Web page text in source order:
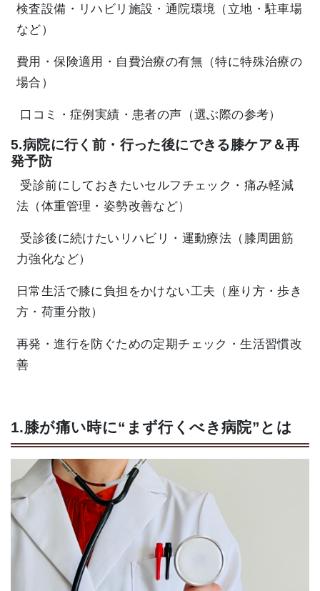
検査設備・リハビリ施設・通院環境（立地・駐車場
など）
費用・保険適用・自費治療の有無（特に特殊治療の
場合）
口コミ・症例実績・患者の声（選ぶ際の参考）
5.病院に行く前・行った後にできる膝ケア＆再
発予防
受診前にしておきたいセルフチェック・痛み軽減
法（体重管理・姿勢改善など）
受診後に続けたいリハビリ・運動療法（膝周囲筋
力強化など）
日常生活で膝に負担をかけない工夫（座り方・歩き
方・荷重分散）
再発・進行を防ぐための定期チェック・生活習慣改
善
1.膝が痛い時に“まず行くべき病院”とは